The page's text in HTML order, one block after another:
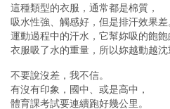
這種類型的衣服，通常都是棉質，
吸水性強、觸感好，但是排汗效果差
運動過程中的汗水，它幫妳吸的飽飽
衣服吸了水的重量，所以妳越動越沈
不要說沒差，我不信。
有沒有印象，國中、或是高中，
體育課考試要連續跑好幾公里。